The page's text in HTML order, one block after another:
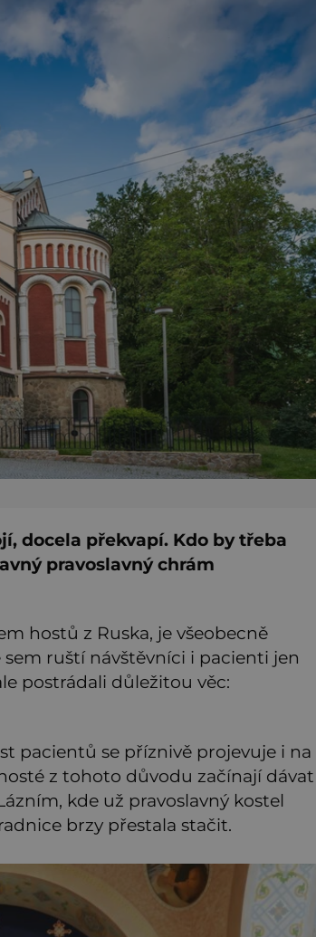
docela překvapí. Kdo by třeba
pravoslavný chrám
hostů z Ruska, je všeobecně
ruští návštěvníci i pacienti jen
postrádali důležitou věc:
pacientů se příznivě projevuje i na
z tohoto důvodu začínají dávat
kde už pravoslavný kostel
brzy přestala stačit.